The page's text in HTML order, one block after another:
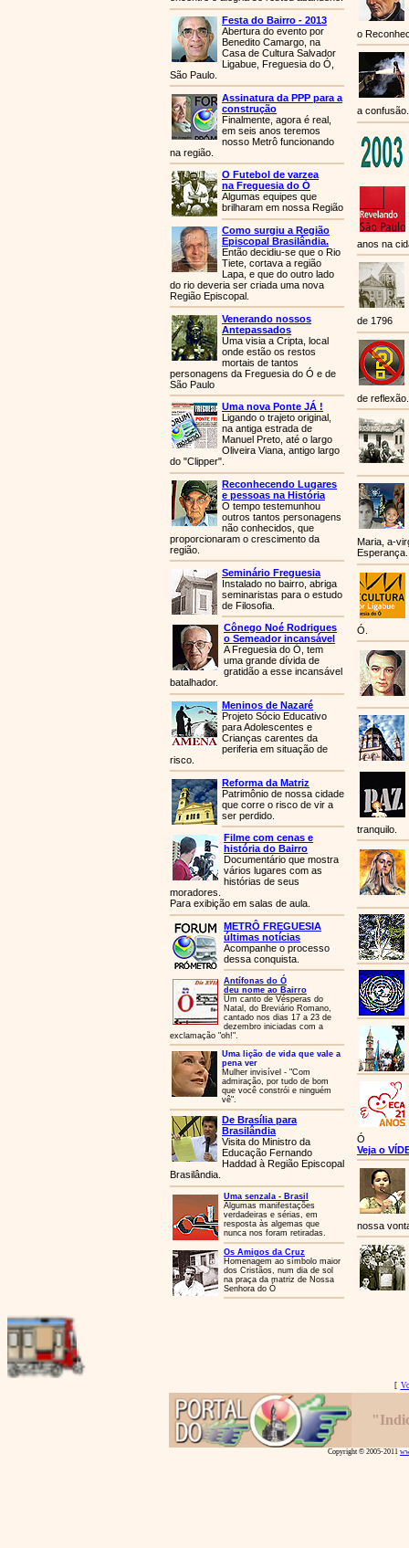
Festa do Bairro - 2013
Abertura do evento por
Benedito Camargo, na
Casa de Cultura Salvador
Ligabue, Freguesia do Ó,
São Paulo.
Assinatura da PPP para a
construção
Finalmente, agora é real,
em seis anos teremos
nosso Metrô funcionando
na região.
O Futebol de varzea
na Freguesia do Ó
Algumas equipes que
brilharam em nossa Região
Como surgiu a Região
Episcopal Brasilândia.
Então decidiu-se que o Rio
Tiete, cortava a região
Lapa, e que do outro lado
do rio deveria ser criada uma nova
Região Episcopal.
Venerando nossos
Antepassados
Uma visia a Cripta, local
onde estão os restos
mortais de tantos
personagens da Freguesia do Ó e de
São Paulo
Uma nova Ponte JÁ !
Ligando o trajeto original,
na antiga estrada de
Manuel Preto, até o largo
Oliveira Viana, antigo largo
do "Clipper".
Reconhecendo Lugares
e pessoas na História
O tempo testemunhou
outros tantos personagens
não conhecidos, que
proporcionaram o crescimento da
região.
Seminário Freguesia
Instalado no bairro, abriga
seminaristas para o estudo
de Filosofia.
Cônego Noé Rodrigues
o Semeador incansável
A Freguesia do Ó, tem
uma grande dívida de
gratidão a esse incansável
batalhador.
Meninos de Nazaré
Projeto Sócio Educativo
para Adolescentes e
Crianças carentes da
periferia em situação de
risco.
Reforma da Matriz
Patrimônio de nossa cidade
que corre o risco de vir a
ser perdido.
Filme com cenas e
história do Bairro
Documentário que mostra
vários lugares com as
histórias de seus
moradores.
Para exibição em salas de aula.
METRÔ FREGUESIA
últimas notícias
Acompanhe o processo
dessa conquista.
Antífonas do Ó
deu nome ao Bairro
Um canto de Vésperas do
Natal, do Breviário Romano,
cantado nos dias 17 a 23 de
dezembro iniciadas com a
exclamação "oh!".
Uma lição de vida que vale a
pena ver
Mulher invisível - "Com
admiração, por tudo de bom
que você constrói e ninguém
vê".
De Brasília para
Brasilândia
Visita do Ministro da
Educação Fernando
Haddad à Região Episcopal
Brasilândia.
Uma senzala - Brasil
Algumas manifestações
verdadeiras e sérias, em
resposta às algemas que
nunca nos foram retiradas.
Os Amigos da Cruz
Homenagem ao símbolo maior
dos Cristãos, num dia de sol
na praça da matriz de Nossa
Senhora do Ó
o
a confusão.
anos na
de 1796
de reflexão.
Maria, a-
Esperança.
Ó.
tranquilo.
Ó
Veja o
nossa
[
Copyright © 2005-2011